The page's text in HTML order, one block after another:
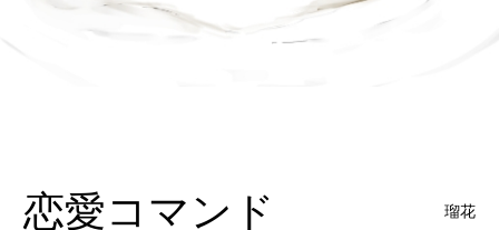
恋愛コマンド 瑠花